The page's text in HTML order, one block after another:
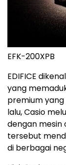
EFK-200XPB
EDIFICE
yang
premium
lalu, Casio
dengan
tersebut
di berbagai